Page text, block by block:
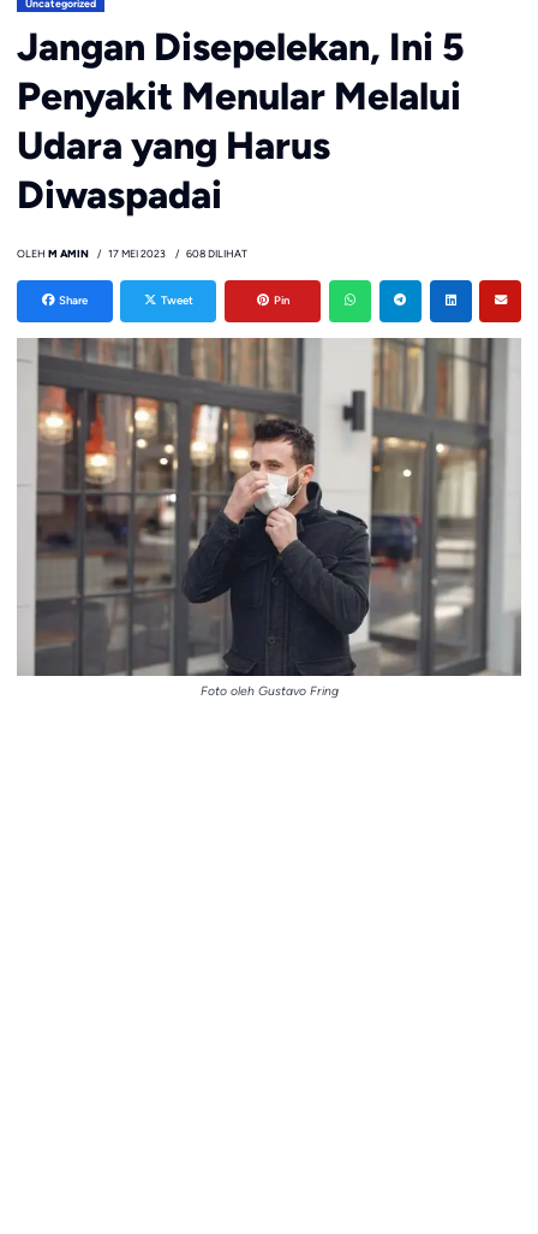
Uncategorized
Jangan Disepelekan, Ini 5
Penyakit Menular Melalui
Udara yang Harus
Diwaspadai
OLEH M AMIN 17 MEI 2023 608 DILIHAT
Share Tweet Pin
Foto oleh Gustavo Fring